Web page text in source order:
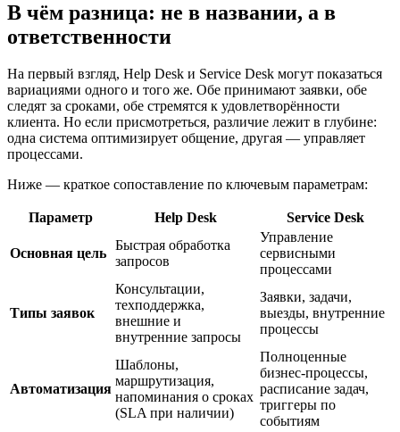
В чём разница: не в названии, а в
ответственности
На первый взгляд, Help Desk и Service Desk могут показаться
вариациями одного и того же. Обе принимают заявки, обе
следят за сроками, обе стремятся к удовлетворённости
клиента. Но если присмотреться, различие лежит в глубине:
одна система оптимизирует общение, другая — управляет
процессами.
Ниже — краткое сопоставление по ключевым параметрам:
Параметр Help Desk Service Desk
Основная цель
Быстрая обработка
запросов
Управление
сервисными
процессами
Типы заявок
Консультации,
техподдержка,
внешние и
внутренние запросы
Заявки, задачи,
выезды, внутренние
процессы
Автоматизация
Шаблоны,
маршрутизация,
напоминания о сроках
(SLA при наличии)
Полноценные
бизнес-процессы,
расписание задач,
триггеры по
событиям